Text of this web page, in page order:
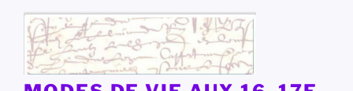
contenu
principal